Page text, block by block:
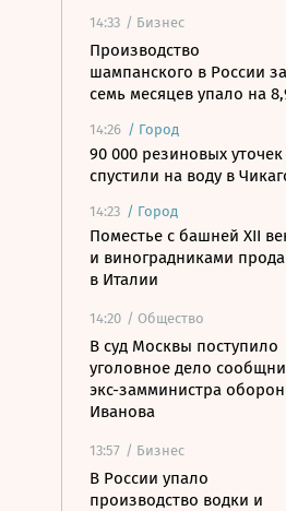
14:33 / Бизнес
Производство
шампанского в России за
семь месяцев упало на
14:26 / Город
90 000 резиновых уточек
спустили на воду в
14:23 / Город
Поместье с башней XII
и виноградниками
в Италии
14:20 / Общество
В суд Москвы поступило
уголовное дело
экс-замминистра
Иванова
13:57 / Бизнес
В России упало
производство водки и